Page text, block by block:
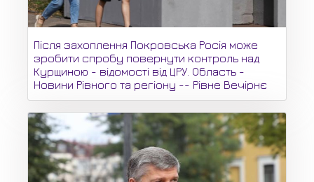
Після захоплення Покровська Росія може
зробити спробу повернути контроль над
Курщиною - відомості від ЦРУ. Область -
Новини Рівного та регіону -- Рівне Вечірнє